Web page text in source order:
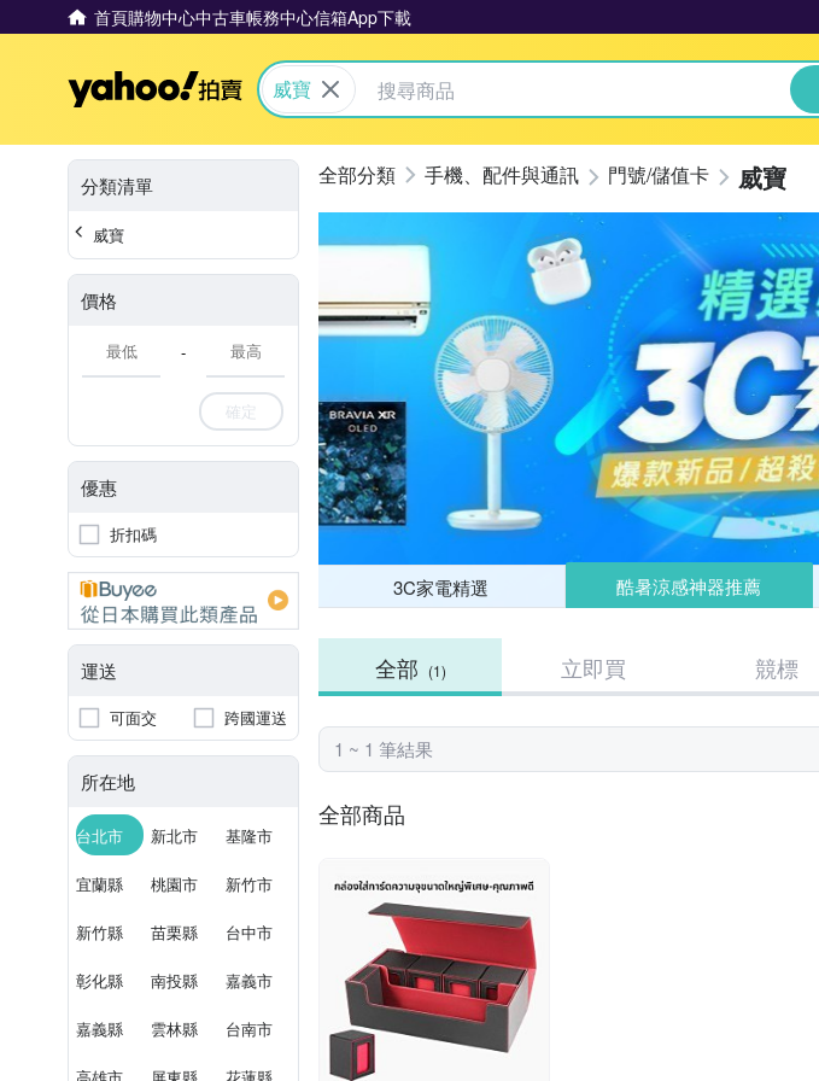
首頁購物中心中古車帳務中心信箱App下載
Yahoo拍賣
威寶
分類清單
威寶
價格
-
確定
優惠
折扣碼
運送
可面交 跨國運送
所在地
台北市 新北市 基隆市
宜蘭縣 桃園市 新竹市
新竹縣 苗栗縣 台中市
彰化縣 南投縣 嘉義市
嘉義縣 雲林縣 台南市
手機、配件與通訊 門號/儲值卡 威寶
3C家電精選 酷暑涼感神器推薦
全部 (1) 立即買 競標
1 ~ 1 筆結果
全部商品